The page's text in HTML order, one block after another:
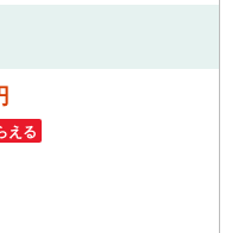
いるため、より多くの知見
ださい
える